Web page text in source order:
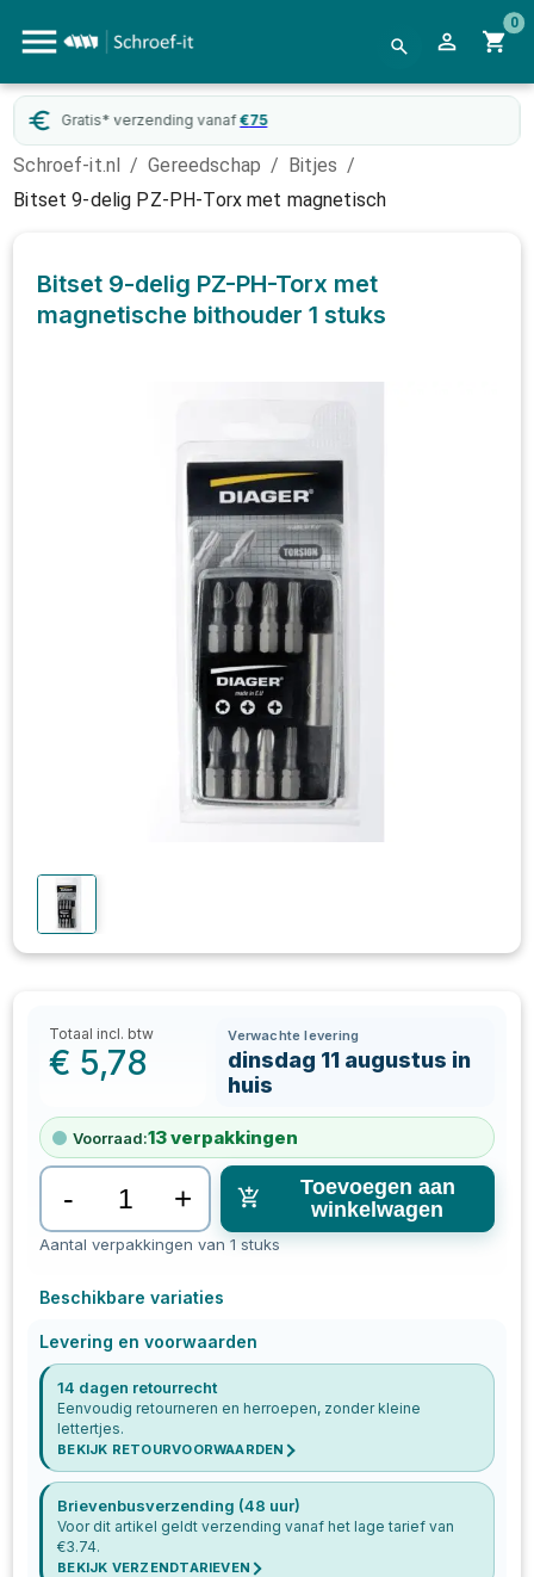
0
Gratis* verzending vanaf €75
Schroef-it.nl / Gereedschap / Bitjes /
Bitset 9-delig PZ-PH-Torx met magnetisch
Bitset 9-delig PZ-PH-Torx met
magnetische bithouder 1 stuks
Totaal incl. btw
€ 5,78
Verwachte levering
dinsdag 11 augustus in
huis
Voorraad:13verpakkingen
- +
Toevoegen aan
winkelwagen
Aantal verpakkingen van 1 stuks
Beschikbare variaties
Levering en voorwaarden
14 dagen retourrecht
Eenvoudig retourneren en herroepen, zonder kleine
lettertjes.
BEKIJK RETOURVOORWAARDEN
Brievenbusverzending (48 uur)
Voor dit artikel geldt verzending vanaf het lage tarief van
€3.74.
BEKIJK VERZENDTARIEVEN